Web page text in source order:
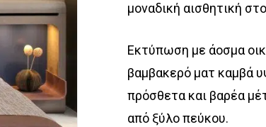
μοναδική αισθητική
Εκτύπωση με άοσμα
βαμβακερό ματ καμβά
πρόσθετα και βαρέα
από ξύλο πεύκου.